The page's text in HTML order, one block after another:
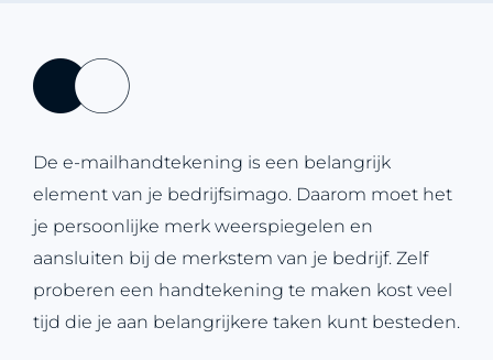
De e-mailhandtekening is een belangrijk
element van je bedrijfsimago. Daarom moet het
je persoonlijke merk weerspiegelen en
aansluiten bij de merkstem van je bedrijf. Zelf
proberen een handtekening te maken kost veel
tijd die je aan belangrijkere taken kunt besteden.